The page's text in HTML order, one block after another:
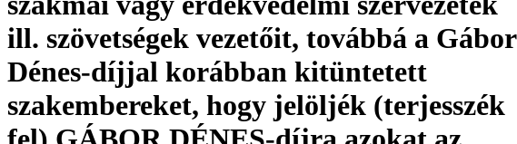
ill. szövetségek vezetőit, továbbá a Gábor
Dénes-díjjal korábban kitüntetett
szakembereket, hogy jelöljék (terjesszék